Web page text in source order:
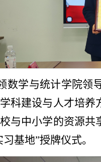
数学与统计学院领
科建设与人才培
与中小学的资源
基地”授牌仪式。